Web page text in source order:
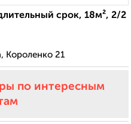
срок, 18м², 2/2
Короленко 21
по интересным